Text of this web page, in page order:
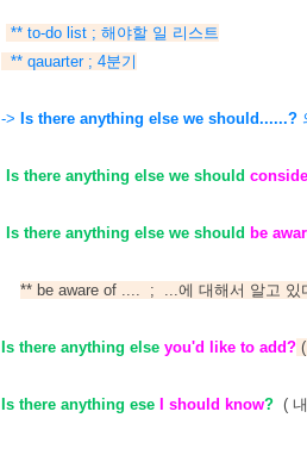
** to-do list ; 해야할 일 리스트
** qauarter ; 4분기
-> Is there anything else we should......?
Is there anything else we should
Is there anything else we should be
** be aware of .... ; ...에 대해서 알고 있
Is there anything else you'd like to add?
Is there anything ese I should know? (